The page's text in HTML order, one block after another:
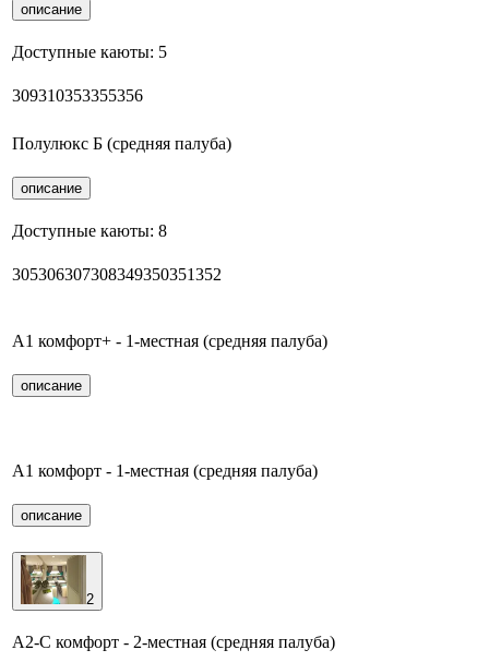
описание
Доступные каюты: 5
309310353355356
Полулюкс Б (средняя палуба)
описание
Доступные каюты: 8
305306307308349350351352
А1 комфорт+ - 1-местная (средняя палуба)
описание
А1 комфорт - 1-местная (средняя палуба)
описание
2
А2-С комфорт - 2-местная (средняя палуба)